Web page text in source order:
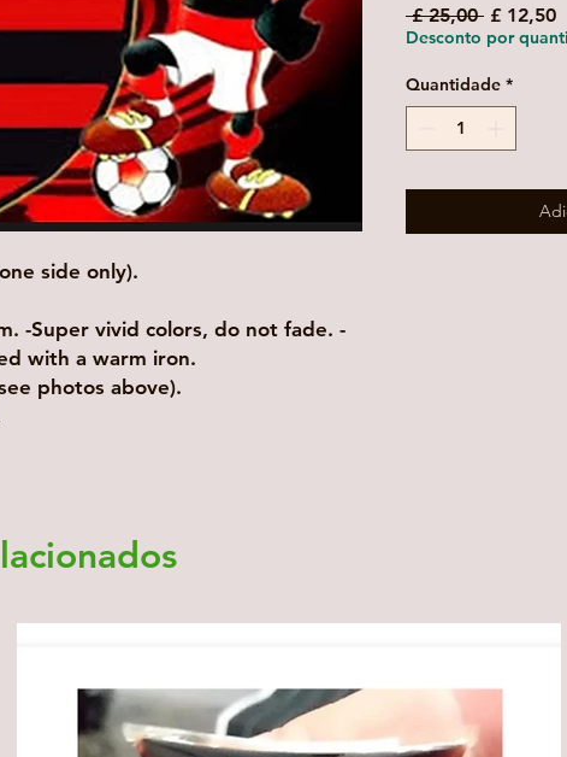
side only).
-Super vivid colors, do not fade. -
with a warm iron.
photos above).
£ 25,00 Preço
normal
£ 12,50
Desconto por
Quantidade *